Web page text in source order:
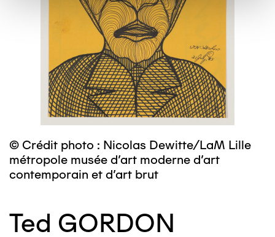
© Crédit photo : Nicolas Dewitte/LaM Lille
métropole musée d’art moderne d’art
contemporain et d’art brut
Ted GORDON